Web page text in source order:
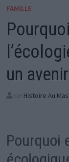
FAMILLE
un
par Histoire Au
Pourquoi